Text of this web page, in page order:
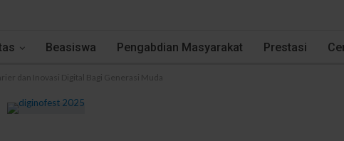
Beasiswa Pengabdian Masyarakat Prestasi
dan Inovasi Digital Bagi Generasi Muda